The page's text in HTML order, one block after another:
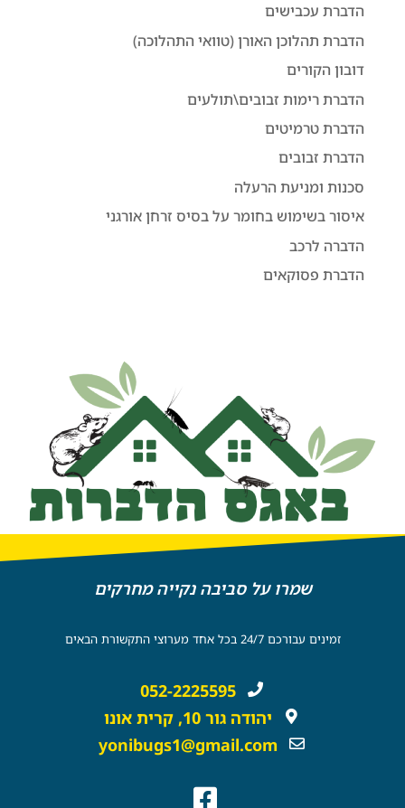
הדברת עכבישים
הדברת תהלוכן האורן (טוואי התהלוכה)
דובון הקורים
הדברת רימות זבובים\תולעים
הדברת טרמיטים
הדברת זבובים
סכנות ומניעת הרעלה
איסור בשימוש בחומר על בסיס זרחן אורגני
הדברה לרכב
הדברת פסוקאים
שמרו על סביבה נקייה מחרקים
זמינים עבורכם 24/7 בכל אחד מערוצי התקשורת הבאים
052-2225595
יהודה גור 10, קרית אונו
yonibugs1@gmail.com